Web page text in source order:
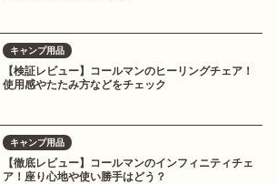
キャンプ用品
【検証レビュー】コールマンのヒーリングチェア！
使用感やたたみ方などをチェック
キャンプ用品
【徹底レビュー】コールマンのインフィニティチェ
ア！座り心地や使い勝手はどう？